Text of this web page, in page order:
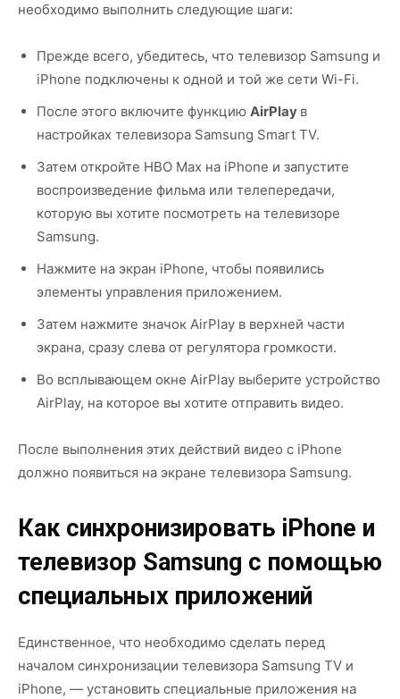
необходимо выполнить следующие шаги:
Прежде всего, убедитесь, что телевизор Samsung и
iPhone подключены к одной и той же сети Wi-Fi.
После этого включите функцию AirPlay в
настройках телевизора Samsung Smart TV.
Затем откройте HBO Max на iPhone и запустите
воспроизведение фильма или телепередачи,
которую вы хотите посмотреть на телевизоре
Samsung.
Нажмите на экран iPhone, чтобы появились
элементы управления приложением.
Затем нажмите значок AirPlay в верхней части
экрана, сразу слева от регулятора громкости.
Во всплывающем окне AirPlay выберите устройство
AirPlay, на которое вы хотите отправить видео.
После выполнения этих действий видео с iPhone
должно появиться на экране телевизора Samsung.
Как синхронизировать iPhone и
телевизор Samsung с помощью
специальных приложений
Единственное, что необходимо сделать перед
началом синхронизации телевизора Samsung TV и
iPhone, — установить специальные приложения на